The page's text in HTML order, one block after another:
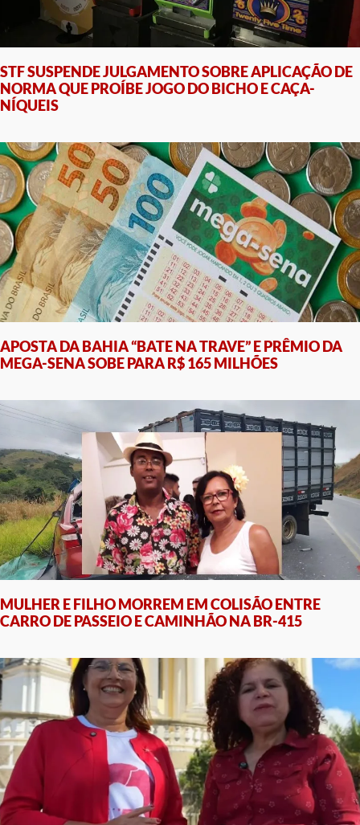
STF SUSPENDE JULGAMENTO SOBRE APLICAÇÃO DE
NORMA QUE PROÍBE JOGO DO BICHO E CAÇA-
NÍQUEIS
APOSTA DA BAHIA “BATE NA TRAVE” E PRÊMIO DA
MEGA-SENA SOBE PARA R$ 165 MILHÕES
MULHER E FILHO MORREM EM COLISÃO ENTRE
CARRO DE PASSEIO E CAMINHÃO NA BR-415